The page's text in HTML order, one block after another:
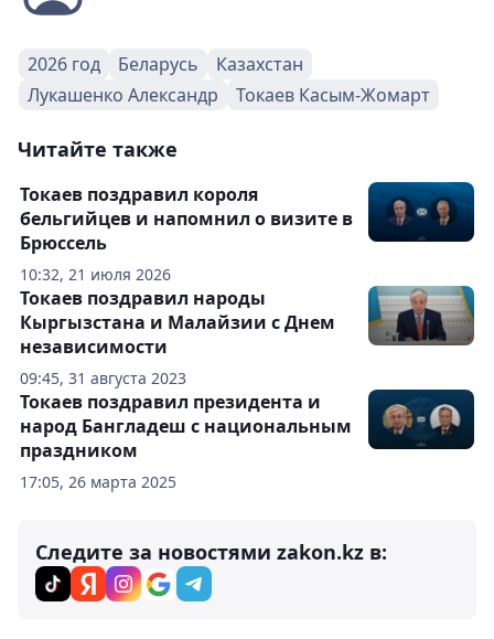
2026 год Беларусь
Казахстан
Лукашенко Александр
Токаев Касым-Жомарт
Читайте также
10:32, 21 июля 2026
Токаев поздравил короля
бельгийцев и напомнил о визите в
Брюссель
09:45, 31 августа 2023
Токаев поздравил народы
Кыргызстана и Малайзии с Днем
независимости
17:05, 26 марта 2025
Токаев поздравил президента и
народ Бангладеш с национальным
праздником
Следите за новостями zakon.kz в: